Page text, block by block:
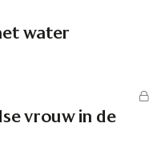
water
vrouw in de